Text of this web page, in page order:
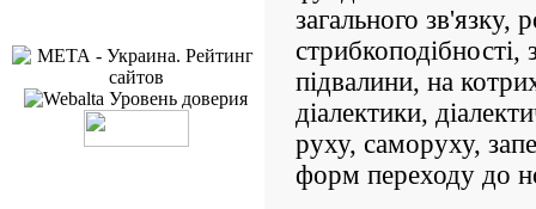
загального зв'язку,
стрибкоподібності,
підвалини, на
діалектики,
руху, саморуху,
форм переходу до